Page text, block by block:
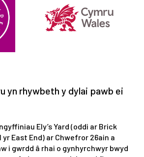
yn rhywbeth y dylai pawb ei
Ely’s Yard (oddi ar Brick
yr East End) ar Chwefror 26ain a
i gwrdd â rhai o gynhyrchwyr bwyd